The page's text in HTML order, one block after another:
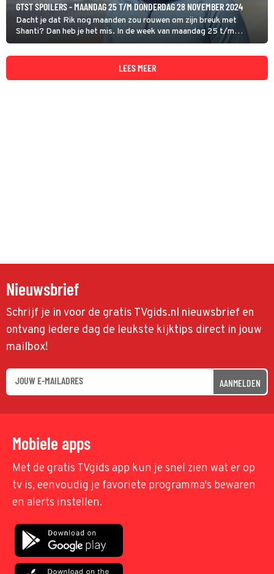
GTST SPOILERS - MAANDAG 25 T/M DONDERDAG 28 NOVEMBER 2024
Dacht je dat Rik nog maanden zou rouwen om zijn breuk met
Shanti? Dan heb je het mis. In de week van maandag 25 t/m
donderdag 28 november 2024 maakt de personal trainer een
account aan op Flekslove – en dat blijft niet zonder gevolgen.
LEES MEER
Nieuwsbrief
Schrijf je in voor de gratis TVgids.nl nieuwsbrief en
ontvang iedere dag de leukste kijktips direct in jouw
mailbox!
AANMELDEN
Mobiele apps
Met de gratis TVgids app kun je snel zien wat er op
tv is, eenvoudig je favoriete programma's bewaren
en alerts instellen.